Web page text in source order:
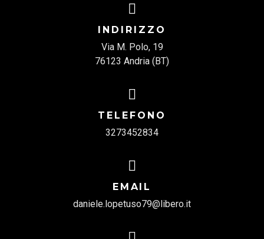
INDIRIZZO
Via M. Polo, 19
76123 Andria (BT)
TELEFONO
3273452834
EMAIL
daniele.lopetuso79@libero.it